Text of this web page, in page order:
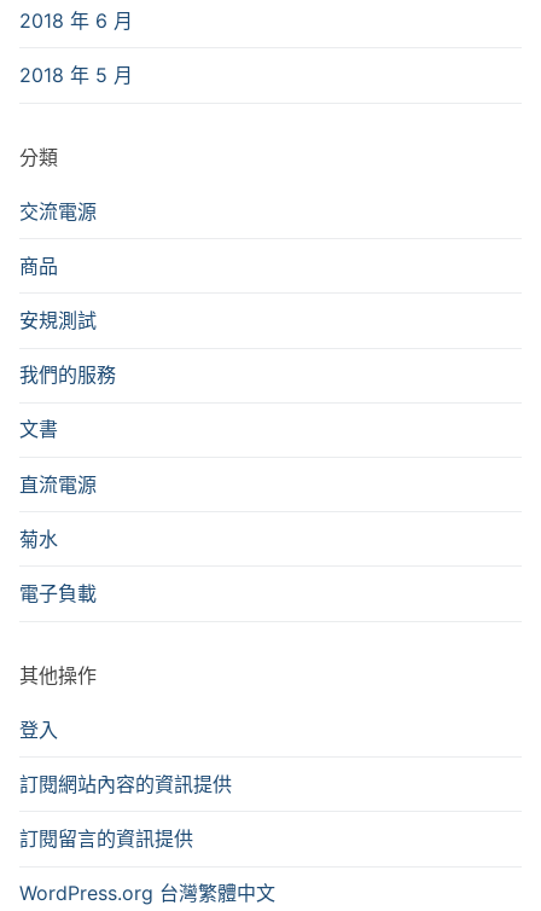
2018 年 6 月
2018 年 5 月
分類
交流電源
商品
安規測試
我們的服務
文書
直流電源
菊水
電子負載
其他操作
登入
訂閱網站內容的資訊提供
訂閱留言的資訊提供
WordPress.org 台灣繁體中文